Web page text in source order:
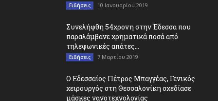
Ειδήσεις 10 Ιανουαρίου 2019
Συνελήφθη 54χρονη στην Έδεσσα που
παραλάμβανε χρηματικά ποσά από
τηλεφωνικές απάτες...
Ειδήσεις 7 Μαρτίου 2019
O Εδεσσαίος Πέτρος Μπαγγέας, Γενικός
χειρουργός στη Θεσσαλονίκη σχεδίασε
μάσκες νανοτεχνολογίας